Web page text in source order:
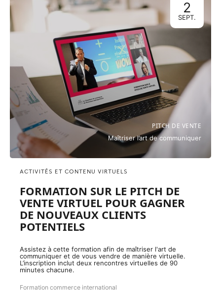
ACTIVITÉS ET CONTENU VIRTUELS
FORMATION SUR LE PITCH DE
VENTE VIRTUEL POUR GAGNER
DE NOUVEAUX CLIENTS
POTENTIELS
Assistez à cette formation afin de maîtriser l'art de
communiquer et de vous vendre de manière virtuelle.
L’inscription inclut deux rencontres virtuelles de 90
minutes chacune.
Formation commerce international
2
SEPT.
PITCH DE VENTE
Maîtriser l’art de communiquer